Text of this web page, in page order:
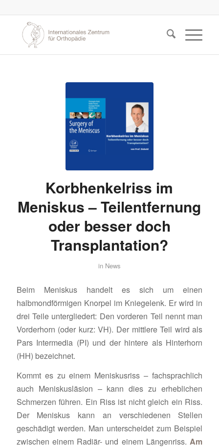
Korbhenkelriss im
Meniskus – Teilentfernung
oder besser doch
Transplantation?
in News
Beim Meniskus handelt es sich um einen
halbmondförmigen Knorpel im Kniegelenk. Er wird in
drei Teile untergliedert: Den vorderen Teil nennt man
Vorderhorn (oder kurz: VH). Der mittlere Teil wird als
Pars Intermedia (PI) und der hintere als Hinterhorn
(HH) bezeichnet.
Kommt es zu einem Meniskusriss – fachsprachlich
auch Meniskusläsion – kann dies zu erheblichen
Schmerzen führen. Ein Riss ist nicht gleich ein Riss.
Der Meniskus kann an verschiedenen Stellen
geschädigt werden. Man unterscheidet zum Beispiel
zwischen einem Radiär- und einem Längenriss.Am